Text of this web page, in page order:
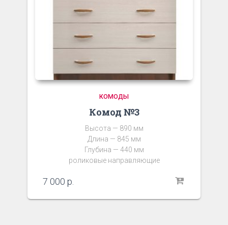
КОМОДЫ
Комод №3
Высота — 890 мм
Длина — 845 мм
Глубина — 440 мм
роликовые направляющие
7 000 р.